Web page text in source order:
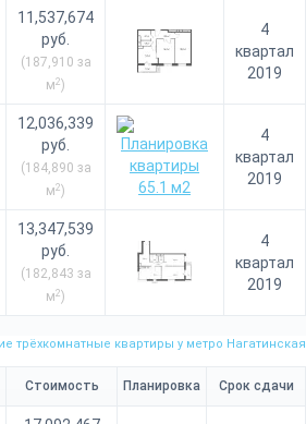
11,537,674
руб.
(187,910 за
м2 )
4
квартал
2019
12,036,339
руб.
(184,890 за
м2 )
4
квартал
2019
13,347,539
руб.
(182,843 за
м2 )
4
квартал
2019
трёхкомнатные квартиры у метро Нагатинская
Стоимость Планировка Срок сдачи